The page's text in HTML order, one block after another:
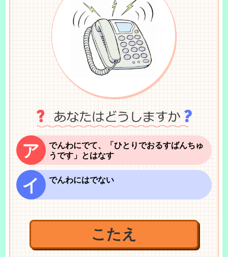
ア
でんわにでて、「ひとりでおるすばんちゅ
うです」とはなす
イ でんわにはでない
こたえ